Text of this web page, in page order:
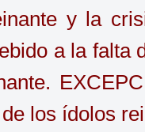
y la
a la falta
los ídolos